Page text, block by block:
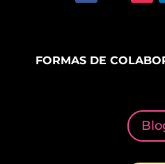
FORMAS DE